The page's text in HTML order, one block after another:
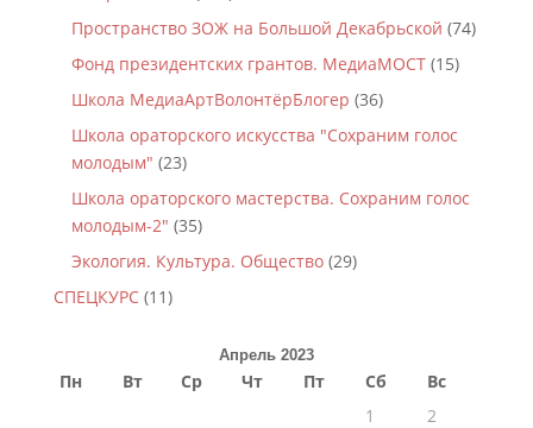
Пространство ЗОЖ на Большой Декабрьской (74)
Фонд президентских грантов. МедиаМОСТ(15)
Школа МедиаАртВолонтёрБлогер (36)
Школа ораторского искусства "Сохраним голос
молодым" (23)
Школа ораторского мастерства. Сохраним голос
молодым-2" (35)
Экология. Культура. Общество(29)
СПЕЦКУРС(11)
Апрель 2023
Пн Вт Ср Чт Пт Сб
Вс
1
2